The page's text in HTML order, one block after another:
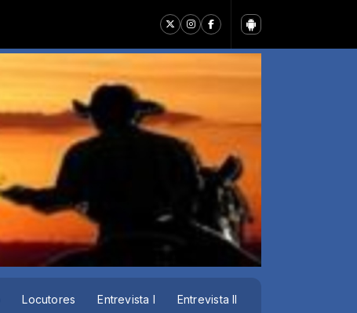
Locutores Entrevista I Entrevista II